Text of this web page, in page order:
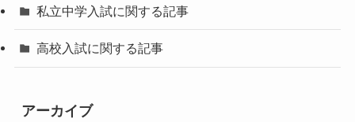
私立中学入試に関する記事
高校入試に関する記事
アーカイブ